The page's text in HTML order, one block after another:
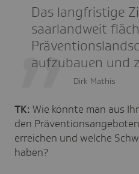
Das langfristige
saarlandweit
aufzubauen und
Dirk Mathis
TK: Wie könnte man aus
den
erreichen und welche
haben?